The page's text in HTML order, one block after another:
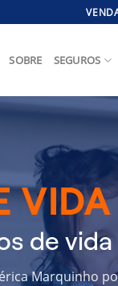
SOBRE SEGUROS
de
Marquinho